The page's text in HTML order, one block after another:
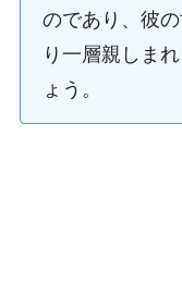
のであり、彼
り一層親しま
ょう。